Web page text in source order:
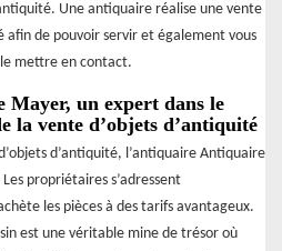
Une antiquaire réalise une vente
afin de pouvoir servir et également vous
mettre en contact.
un expert dans le
la vente d’objets d’antiquité
d’antiquité, l’antiquaire Antiquaire
propriétaires s’adressent
les pièces à des tarifs avantageux.
est une véritable mine de trésor où